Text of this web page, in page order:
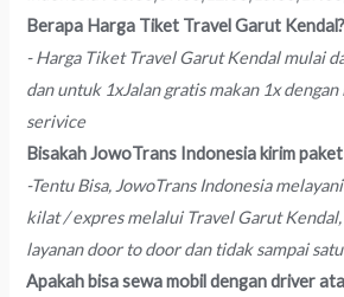
Berapa Harga Tiket Travel Garut Kendal?
- Harga Tiket Travel Garut Kendal mulai
dan untuk 1xJalan gratis makan 1x
serivice
Bisakah JowoTrans Indonesia kirim
-Tentu Bisa, JowoTrans Indonesia
kilat / expres melalui Travel Garut
layanan door to door dan tidak sampai
Apakah bisa sewa mobil dengan driver